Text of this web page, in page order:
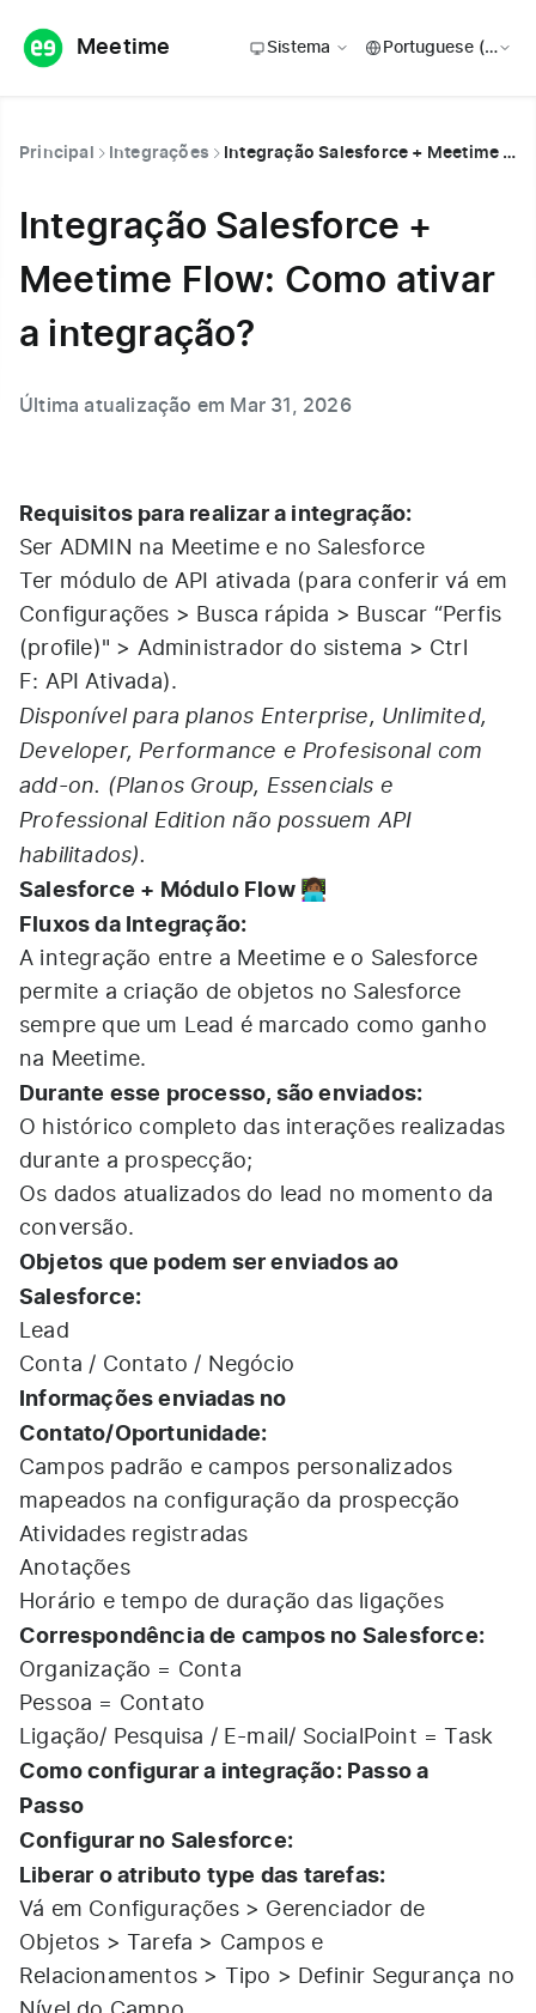
Meetime Sistema
Principal Integrações Integração Salesforce + Meetime Flow: Como ativar a integração?
Integração Salesforce +
Meetime Flow: Como ativar
a integração?
Última atualização em Mar 31, 2026
Requisitos para realizar a integração:
Ser ADMIN na Meetime e no Salesforce
Ter módulo de API ativada (para conferir vá em
Configurações > Busca rápida > Buscar “Perfis
(profile)" > Administrador do sistema > Ctrl
F: API Ativada).
Disponível para planos Enterprise, Unlimited,
Developer, Performance e Profesisonal com
add-on. (Planos Group, Essencials e
Professional Edition não possuem API
habilitados).
Salesforce + Módulo Flow 👩🏾‍💻
Fluxos da Integração:
A integração entre a Meetime e o Salesforce
permite a criação de objetos no Salesforce
sempre que um Lead é marcado como ganho
na Meetime.
Durante esse processo, são enviados:
O histórico completo das interações realizadas
durante a prospecção;
Os dados atualizados do lead no momento da
conversão.
Objetos que podem ser enviados ao
Salesforce:
Lead
Conta / Contato / Negócio
Informações enviadas no
Contato/Oportunidade:
Campos padrão e campos personalizados
mapeados na configuração da prospecção
Atividades registradas
Anotações
Horário e tempo de duração das ligações
Correspondência de campos no Salesforce:
Organização = Conta
Pessoa = Contato
Ligação/ Pesquisa / E-mail/ SocialPoint = Task
Como configurar a integração: Passo a
Passo
Configurar no Salesforce:
Liberar o atributo type das tarefas:
Vá em Configurações > Gerenciador de
Objetos > Tarefa > Campos e
Relacionamentos > Tipo > Definir Segurança no